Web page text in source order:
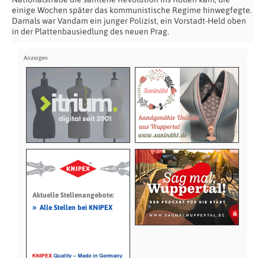
einige Wochen später das kommunistische Regime hinwegfegte.
Damals war Vandam ein junger Polizist, ein Vorstadt-Held oben
in der Plattenbausiedlung des neuen Prag.
Aktuelle Stellenangebote:
» Alle Stellen bei KNIPEX